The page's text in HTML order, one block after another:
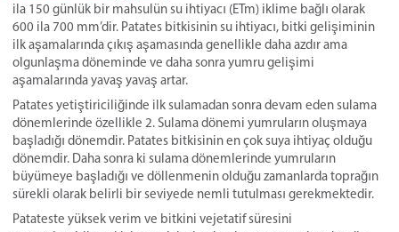
ila 150 günlük bir mahsulün su ihtiyacı (ETm) iklime bağlı olarak
600 ila 700 mm’dir. Patates bitkisinin su ihtiyacı, bitki gelişiminin
ilk aşamalarında çıkış aşamasında genellikle daha azdır ama
olgunlaşma döneminde ve daha sonra yumru gelişimi
aşamalarında yavaş yavaş artar.
Patates yetiştiriciliğinde ilk sulamadan sonra devam eden sulama
dönemlerinde özellikle 2. Sulama dönemi yumruların oluşmaya
başladığı dönemdir. Patates bitkisinin en çok suya ihtiyaç olduğu
dönemdir. Daha sonra ki sulama dönemlerinde yumruların
büyümeye başladığı ve döllenmenin olduğu zamanlarda toprağın
sürekli olarak belirli bir seviyede nemli tutulması gerekmektedir.
Patateste yüksek verim ve bitkini vejetatif süresini